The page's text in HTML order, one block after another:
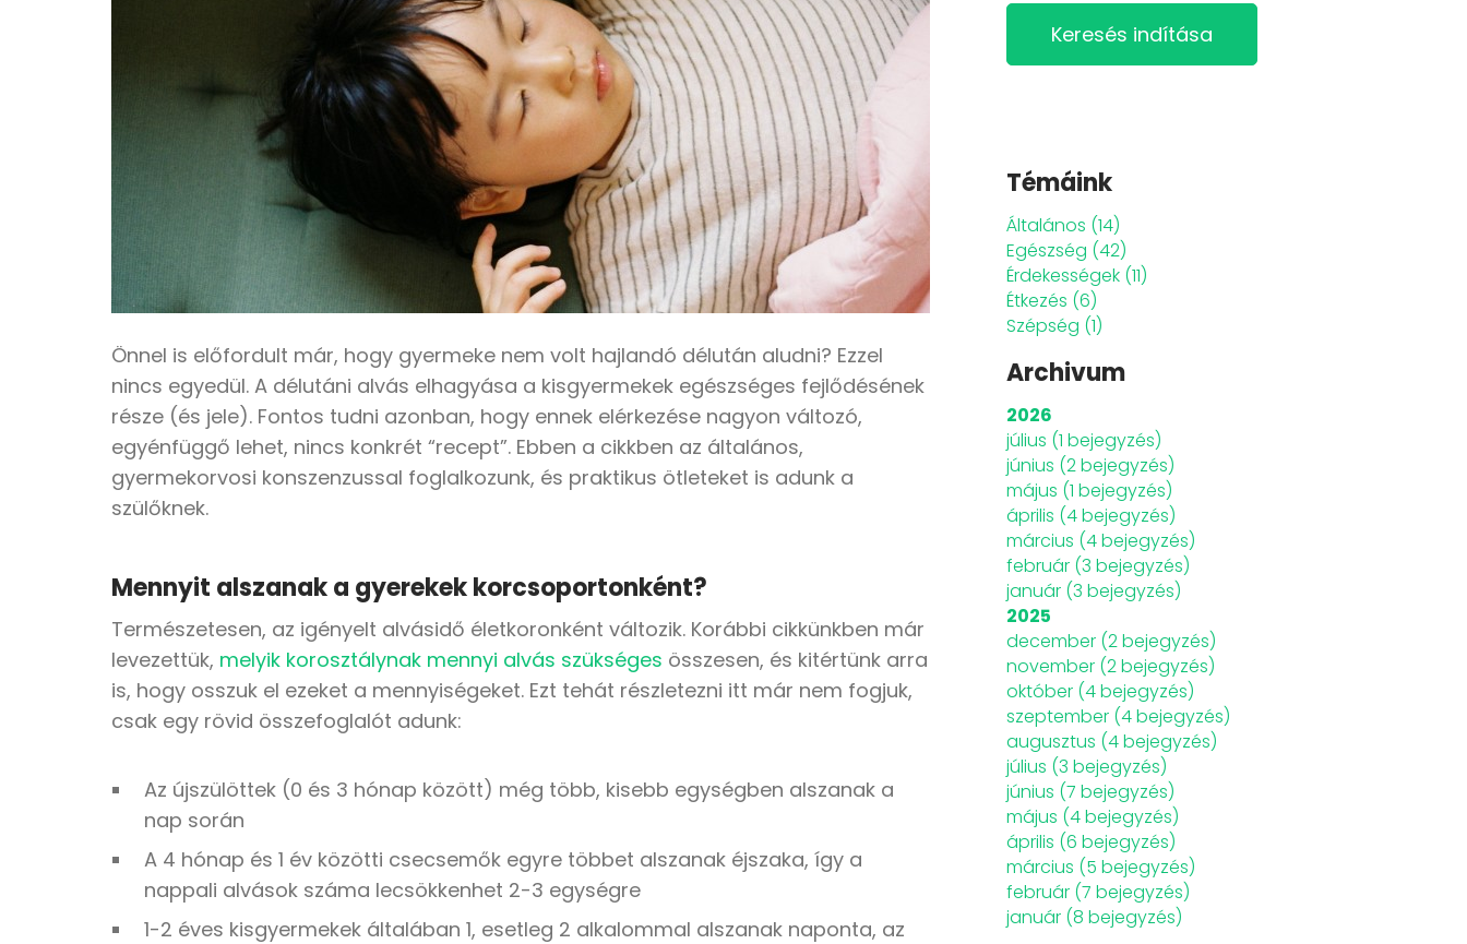
Önnel is előfordult már, hogy gyermeke nem volt hajlandó délután aludni? Ezzel
nincs egyedül. A délutáni alvás elhagyása a kisgyermekek egészséges fejlődésének
része (és jele). Fontos tudni azonban, hogy ennek elérkezése nagyon változó,
egyénfüggő lehet, nincs konkrét “recept”. Ebben a cikkben az általános,
gyermekorvosi konszenzussal foglalkozunk, és praktikus ötleteket is adunk a
szülőknek.
Mennyit alszanak a gyerekek korcsoportonként?
Természetesen, az igényelt alvásidő életkoronként változik. Korábbi cikkünkben már
levezettük, melyik korosztálynak mennyi alvás szükséges összesen, és kitértünk arra
is, hogy osszuk el ezeket a mennyiségeket. Ezt tehát részletezni itt már nem fogjuk,
csak egy rövid összefoglalót adunk:
Az újszülöttek (0 és 3 hónap között) még több, kisebb egységben alszanak a
nap során
A 4 hónap és 1 év közötti csecsemők egyre többet alszanak éjszaka, így a
nappali alvások száma lecsökkenhet 2-3 egységre
1-2 éves kisgyermekek általában 1, esetleg 2 alkalommal alszanak naponta, az
Keresés indítása
Témáink
Általános (14)
Egészség (42)
Érdekességek (11)
Étkezés (6)
Szépség (1)
Archivum
2026
július (1 bejegyzés)
június (2 bejegyzés)
május (1 bejegyzés)
április (4 bejegyzés)
március (4 bejegyzés)
február (3 bejegyzés)
január (3 bejegyzés)
2025
december (2 bejegyzés)
november (2 bejegyzés)
október (4 bejegyzés)
szeptember (4 bejegyzés)
augusztus (4 bejegyzés)
július (3 bejegyzés)
június (7 bejegyzés)
május (4 bejegyzés)
április (6 bejegyzés)
március (5 bejegyzés)
február (7 bejegyzés)
január (8 bejegyzés)